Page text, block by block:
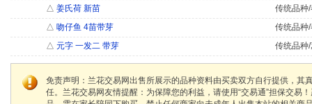
△ 姜氏荷 新苗
传统品种
△ 吻仔鱼 4苗带芽
传统品种
△ 元字 一发二 带芽 传统品种
免责声明：兰花交易网出售所展示的品种资料由买卖双方自行提供，
任。兰花交易网友情提醒：为保障您的利益，请使用“交易通”担保交